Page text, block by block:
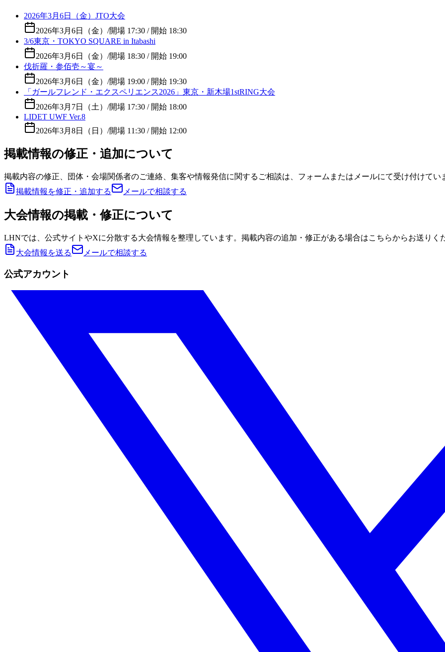
2026年3月6日（金）JTO大会
2026年3月6日（金） /開場 17:30 / 開始 18:30
3/6東京・TOKYO SQUARE in Itabashi
2026年3月6日（金） /開場 18:30 / 開始 19:00
伐折羅・参佰壱～宴～
2026年3月6日（金） /開場 19:00 / 開始 19:30
「ガールフレンド・エクスペリエンス2026」東京・新木場1stRING大会
2026年3月7日（土） /開場 17:30 / 開始 18:00
LIDET UWF Ver.8
2026年3月8日（日） /開場 11:30 / 開始 12:00
掲載情報の修正・追加について
掲載内容の修正、団体・会場関係者のご連絡、集客や情報発信に関するご相談は、フォームまたはメールにて受け付けてい
掲載情報を修正・追加する
メールで相談する
大会情報の掲載・修正について
LHNでは、公式サイトやXに分散する大会情報を整理しています。掲載内容の追加・修正がある場合はこちらからお送りく
大会情報を送る
メールで相談する
公式アカウント